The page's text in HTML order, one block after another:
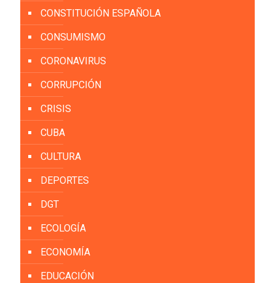
CONSTITUCIÓN ESPAÑOLA
CONSUMISMO
CORONAVIRUS
CORRUPCIÓN
CRISIS
CUBA
CULTURA
DEPORTES
DGT
ECOLOGÍA
ECONOMÍA
EDUCACIÓN